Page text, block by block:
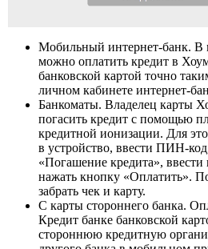
Мобильный интернет-банк.
можно оплатить кредит в
банковской картой точно
личном кабинете интернет-
Банкоматы. Владелец карты
погасить кредит с помощью
кредитной ионизации. Для
в устройство, ввести ПИН-
«Погашение кредита»,
нажать кнопку «Оплатить».
забрать чек и карту.
С карты стороннего банка.
Кредит банке банковской
стороннюю кредитную